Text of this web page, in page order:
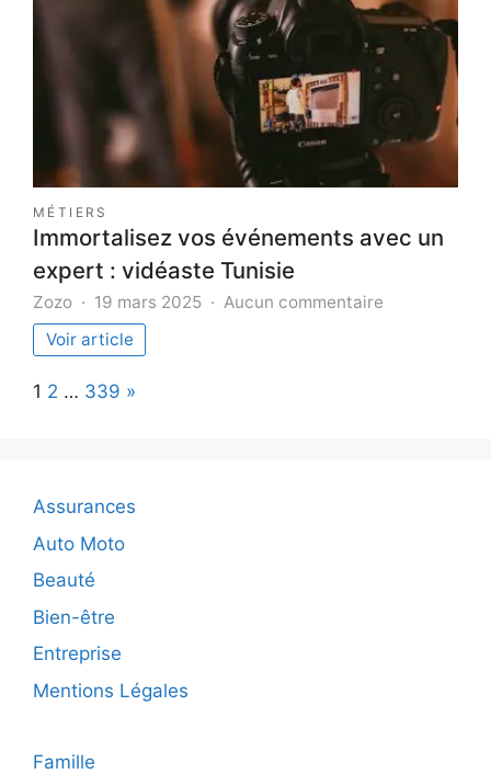
la
ville
?
MÉTIERS
Immortalisez vos événements avec un
expert : vidéaste Tunisie
Zozo 19 mars 2025 Aucun commentaire
Voir article
Page:
1 2 … 339 Next
»
Assurances
Auto Moto
Beauté
Bien-être
Entreprise
Mentions Légales
Famille